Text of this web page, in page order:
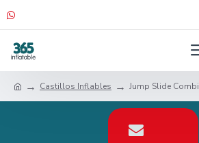
Castillos Inflables Jump Slide Combi